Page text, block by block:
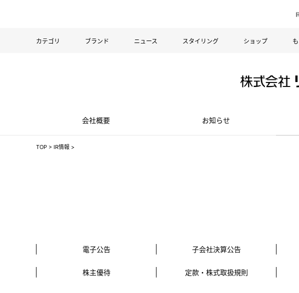
カテゴリ ブランド ニュース スタイリング ショップ
会社概要 お知らせ
TOP > IR情報 >
電子公告 子会社決算公告
株主優待 定款・株式取扱規則